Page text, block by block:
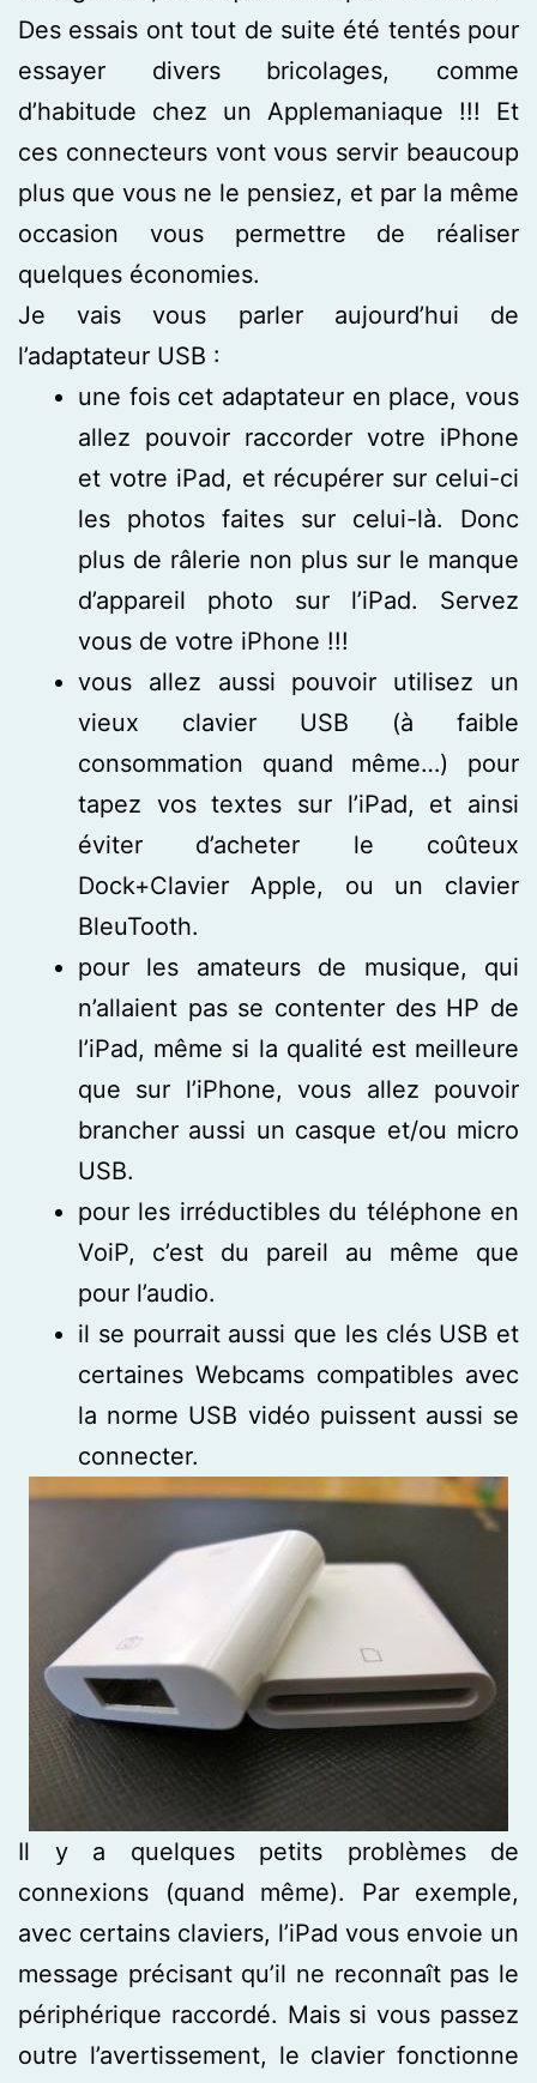
Des essais ont tout de suite été tentés pour
essayer divers bricolages, comme
d’habitude chez un Applemaniaque !!! Et
ces connecteurs vont vous servir beaucoup
plus que vous ne le pensiez, et par la même
occasion vous permettre de réaliser
quelques économies.
Je vais vous parler aujourd’hui de
l’adaptateur USB :
une fois cet adaptateur en place, vous
allez pouvoir raccorder votre iPhone
et votre iPad, et récupérer sur celui-ci
les photos faites sur celui-là. Donc
plus de râlerie non plus sur le manque
d’appareil photo sur l’iPad. Servez
vous de votre iPhone !!!
vous allez aussi pouvoir utilisez un
vieux clavier USB (à faible
consommation quand même…) pour
tapez vos textes sur l’iPad, et ainsi
éviter d’acheter le coûteux
Dock+Clavier Apple, ou un clavier
BleuTooth.
pour les amateurs de musique, qui
n’allaient pas se contenter des HP de
l’iPad, même si la qualité est meilleure
que sur l’iPhone, vous allez pouvoir
brancher aussi un casque et/ou micro
USB.
pour les irréductibles du téléphone en
VoiP, c’est du pareil au même que
pour l’audio.
il se pourrait aussi que les clés USB et
certaines Webcams compatibles avec
la norme USB vidéo puissent aussi se
connecter.
Il y a quelques petits problèmes de
connexions (quand même). Par exemple,
avec certains claviers, l’iPad vous envoie un
message précisant qu’il ne reconnaît pas le
périphérique raccordé. Mais si vous passez
outre l’avertissement, le clavier fonctionne